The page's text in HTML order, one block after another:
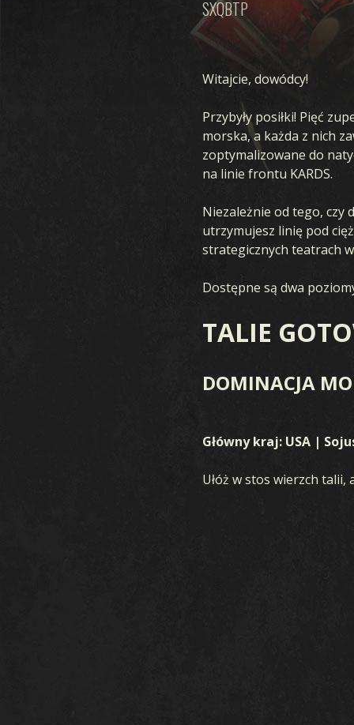
SXQBTP
Witajcie, dowódcy!
Przybyły posiłki! Pięć
morska, a każda z nich
zoptymalizowane do
na linie frontu KARDS.
Niezależnie od tego, czy
utrzymujesz linię pod
strategicznych teatrach
Dostępne są dwa
TALIE
DOMINACJA
Główny kraj: USA |
Ułóż w stos wierzch